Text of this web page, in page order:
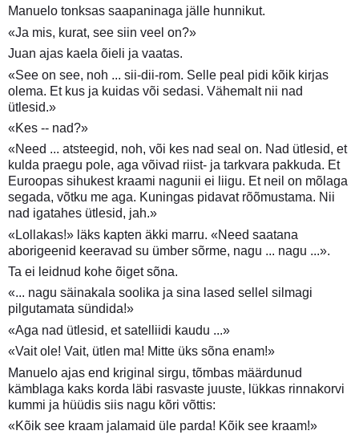
Manuelo tonksas saapaninaga jälle hunnikut.
«Ja mis, kurat, see siin veel on?»
Juan ajas kaela õieli ja vaatas.
«See on see, noh ... sii-dii-rom. Selle peal pidi kõik kirjas
olema. Et kus ja kuidas või sedasi. Vähemalt nii nad
ütlesid.»
«Kes -- nad?»
«Need ... atsteegid, noh, või kes nad seal on. Nad ütlesid, et
kulda praegu pole, aga võivad riist- ja tarkvara pakkuda. Et
Euroopas sihukest kraami nagunii ei liigu. Et neil on mõlaga
segada, võtku me aga. Kuningas pidavat rõõmustama. Nii
nad igatahes ütlesid, jah.»
«Lollakas!» läks kapten äkki marru. «Need saatana
aborigeenid keeravad su ümber sõrme, nagu ... nagu ...».
Ta ei leidnud kohe õiget sõna.
«... nagu säinakala soolika ja sina lased sellel silmagi
pilgutamata sündida!»
«Aga nad ütlesid, et satelliidi kaudu ...»
«Vait ole! Vait, ütlen ma! Mitte üks sõna enam!»
Manuelo ajas end kriginal sirgu, tõmbas määrdunud
kämblaga kaks korda läbi rasvaste juuste, lükkas rinnakorvi
kummi ja hüüdis siis nagu kõri võttis:
«Kõik see kraam jalamaid üle parda! Kõik see kraam!»